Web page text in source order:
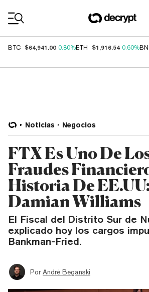
BTC $64,941.00 0.80%ETH $1,916.54 0.60%
Noticias Negocios
FTX Es Uno De
Fraudes
Historia De
Damian Williams
El Fiscal del Distrito Sur de
explicado hoy los cargos
Bankman-Fried.
Por André Beganski